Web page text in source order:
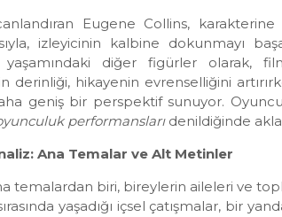
Eugene Collins,
izleyicinin kalbine dokunmayı
yaşamındaki diğer figürler olarak,
derinliği, hikayenin evrenselliğini
geniş bir perspektif sunuyor.
performanslarıdenildiğinde
Ana Temalar ve Alt Metinler
temalardan biri, bireylerin aileleri ve
sırasında yaşadığı içsel çatışmalar, bir